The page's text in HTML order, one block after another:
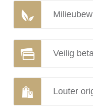
Veilig
Louter